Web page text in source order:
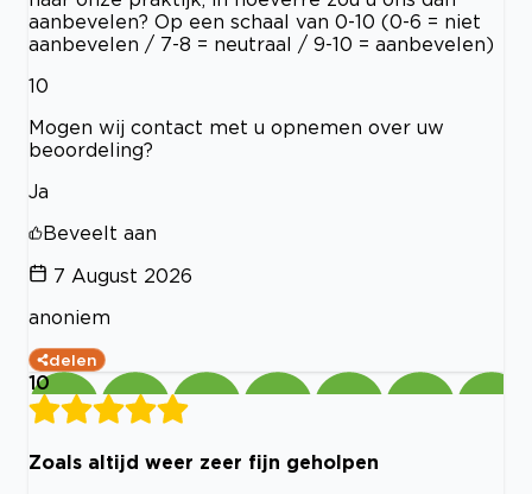
aanbevelen? Op een schaal van 0-10 (0-6 = niet
aanbevelen / 7-8 = neutraal / 9-10 = aanbevelen)
10
Mogen wij contact met u opnemen over uw
beoordeling?
Ja
Beveelt aan
7 August 2026
anoniem
delen
10
Zoals altijd weer zeer fijn geholpen